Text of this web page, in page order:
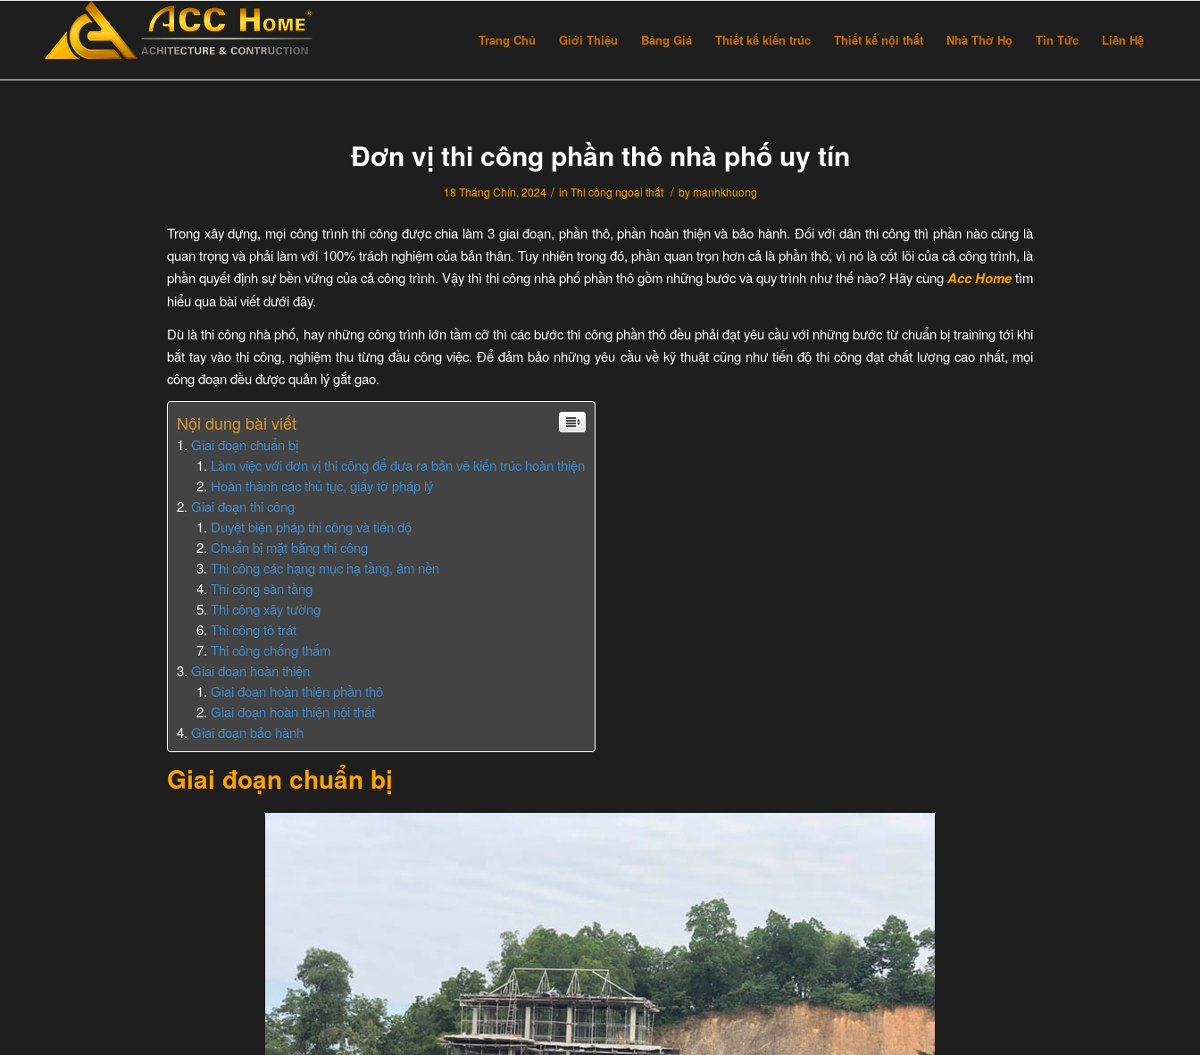
Trang Chủ Giới Thiệu Bảng Giá Thiết kế kiến trúc Thiết kế nội thất Nhà Thờ Họ Tin Tức Liên Hệ
Đơn vị thi công phần thô nhà phố uy tín
18 Tháng Chín, 2024 / in Thi công ngoại thất / bymanhkhuong
Trong xây dựng, mọi công trình thi công được chia làm 3 giai đoạn, phần thô, phần hoàn thiện và bảo hành. Đối với dân thi công thì phần nào cũng là
quan trọng và phải làm với 100% trách nghiệm của bản thân. Tuy nhiên trong đó, phần quan trọn hơn cả là phần thô, vì nó là cốt lõi của cả công trình, là
phần quyết định sự bền vững của cả công trình. Vậy thì thi công nhà phố phần thô gồm những bước và quy trình như thế nào? Hãy cùngAcc Hometìm
hiểu qua bài viết dưới đây.
Dù là thi công nhà phố, hay những công trình lớn tầm cỡ thì các bước thi công phần thô đều phải đạt yêu cầu với những bước từ chuẩn bị training tới khi
bắt tay vào thi công, nghiệm thu từng đầu công việc. Để đảm bảo những yêu cầu về kỹ thuật cũng như tiến độ thi công đạt chất lượng cao nhất, mọi
công đoạn đều được quản lý gắt gao.
Nội dung bài viết
Giai đoạn chuẩn bị
Làm việc với đơn vị thi công để đưa ra bản vẽ kiến trúc hoàn thiện
Hoàn thành các thủ tục, giấy tờ pháp lý
Giai đoạn thi công
Duyệt biện pháp thi công và tiến độ
Chuẩn bị mặt bằng thi công
Thi công các hạng mục hạ tầng, âm nền
Thi công sàn tầng
Thi công xây tường
Thi công tô trát
Thi công chống thấm
Giai đoạn hoàn thiện
Giai đoạn hoàn thiện phần thô
Giai đoạn hoàn thiện nội thất
Giai đoạn bảo hành
Giai đoạn chuẩn bị